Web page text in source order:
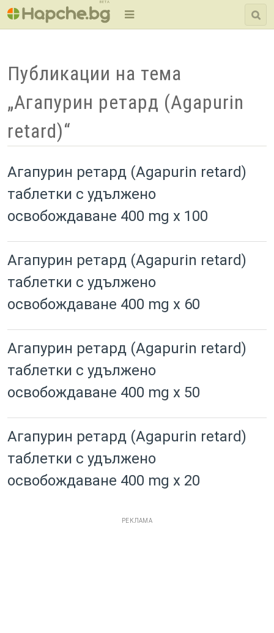
BETA
Публикации на тема
„Агапурин ретард (Agapurin
retard)“
Агапурин ретард (Agapurin retard)
таблетки с удължено
освобождаване 400 mg x 100
Агапурин ретард (Agapurin retard)
таблетки с удължено
освобождаване 400 mg x 60
Агапурин ретард (Agapurin retard)
таблетки с удължено
освобождаване 400 mg x 50
Агапурин ретард (Agapurin retard)
таблетки с удължено
освобождаване 400 mg x 20
РЕКЛАМА